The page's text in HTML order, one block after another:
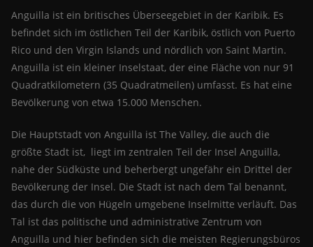
Anguilla ist ein britisches Überseegebiet in der Karibik. Es
befindet sich im östlichen Teil der Karibik, östlich von Puerto
Rico und den Virgin Islands und nördlich von Saint Martin.
Anguilla ist ein kleiner Inselstaat, der eine Fläche von nur 91
Quadratkilometern (35 Quadratmeilen) umfasst. Es hat eine
Bevölkerung von etwa 15.000 Menschen.
Die Hauptstadt von Anguilla ist The Valley, die auch die
größte Stadt ist, liegt im zentralen Teil der Insel Anguilla,
nahe der Südküste und beherbergt ungefähr ein Drittel der
Bevölkerung der Insel. Die Stadt ist nach dem Tal benannt,
das durch die von Hügeln umgebene Inselmitte verläuft. Das
Tal ist das politische und administrative Zentrum von
Anguilla und hier befinden sich die meisten Regierungsbüros